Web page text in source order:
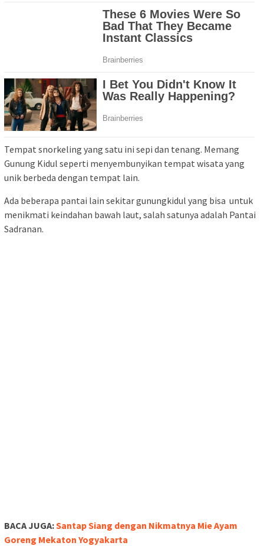
Tempat snorkeling yang satu ini sepi dan tenang. Memang
Gunung Kidul seperti menyembunyikan tempat wisata yang
unik berbeda dengan tempat lain.
Ada beberapa pantai lain sekitar gunungkidul yang bisa untuk
menikmati keindahan bawah laut, salah satunya adalah Pantai
Sadranan.
BACA JUGA:Santap Siang dengan Nikmatnya Mie Ayam
Goreng Mekaton Yogyakarta